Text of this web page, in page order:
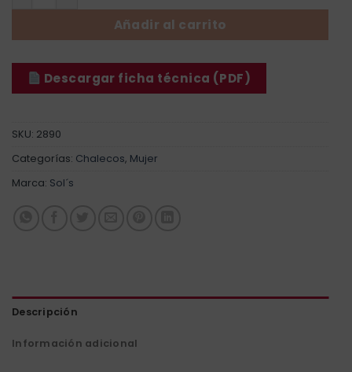
Añadir al carrito
Descargar ficha técnica (PDF)
SKU: 2890
Categorías: Chalecos, Mujer
Marca: Sol´s
Descripción
Información adicional